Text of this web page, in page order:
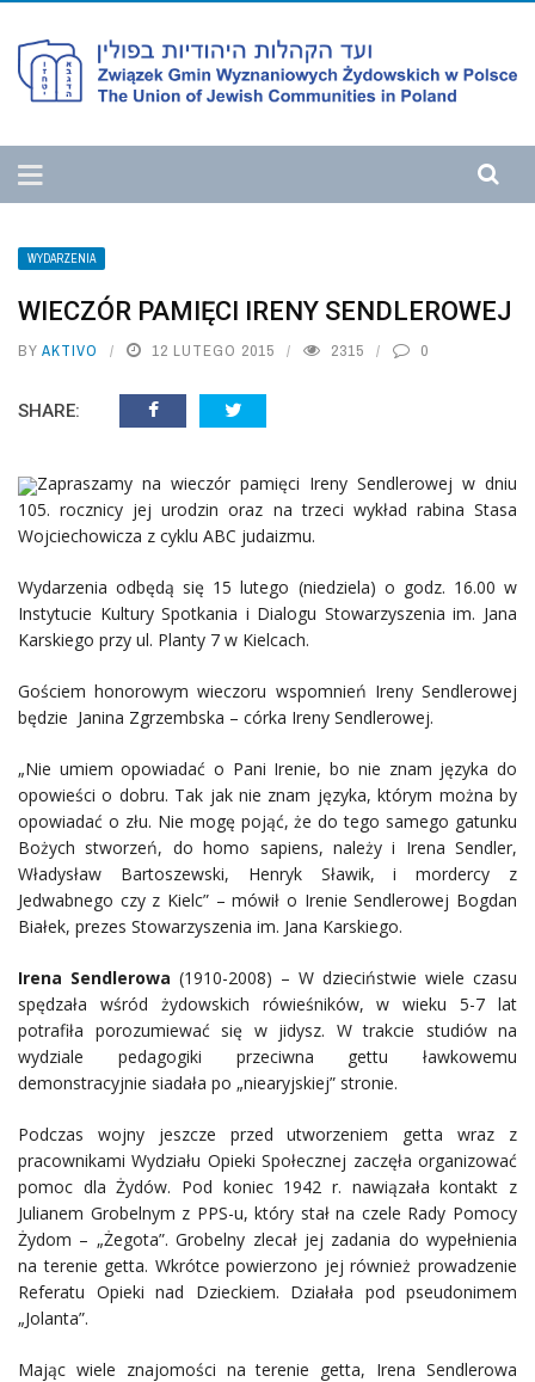
WYDARZENIA
WIECZÓR PAMIĘCI IRENY SENDLEROWEJ
BY AKTIVO 12 LUTEGO 2015 2315 0
SHARE:
Zapraszamy na wieczór pamięci Ireny Sendlerowej w dniu
105. rocznicy jej urodzin oraz na trzeci wykład rabina Stasa
Wojciechowicza z cyklu ABC judaizmu.
Wydarzenia odbędą się 15 lutego (niedziela) o godz. 16.00 w
Instytucie Kultury Spotkania i Dialogu Stowarzyszenia im. Jana
Karskiego przy ul. Planty 7 w Kielcach.
Gościem honorowym wieczoru wspomnień Ireny Sendlerowej
będzie Janina Zgrzembska – córka Ireny Sendlerowej.
„Nie umiem opowiadać o Pani Irenie, bo nie znam języka do
opowieści o dobru. Tak jak nie znam języka, którym można by
opowiadać o złu. Nie mogę pojąć, że do tego samego gatunku
Bożych stworzeń, do homo sapiens, należy i Irena Sendler,
Władysław Bartoszewski, Henryk Sławik, i mordercy z
Jedwabnego czy z Kielc” – mówił o Irenie Sendlerowej Bogdan
Białek, prezes Stowarzyszenia im. Jana Karskiego.
Irena Sendlerowa (1910-2008) – W dzieciństwie wiele czasu
spędzała wśród żydowskich rówieśników, w wieku 5-7 lat
potrafiła porozumiewać się w jidysz. W trakcie studiów na
wydziale pedagogiki przeciwna gettu ławkowemu
demonstracyjnie siadała po „niearyjskiej” stronie.
Podczas wojny jeszcze przed utworzeniem getta wraz z
pracownikami Wydziału Opieki Społecznej zaczęła organizować
pomoc dla Żydów. Pod koniec 1942 r. nawiązała kontakt z
Julianem Grobelnym z PPS-u, który stał na czele Rady Pomocy
Żydom – „Żegota”. Grobelny zlecał jej zadania do wypełnienia
na terenie getta. Wkrótce powierzono jej również prowadzenie
Referatu Opieki nad Dzieckiem. Działała pod pseudonimem
„Jolanta”.
Mając wiele znajomości na terenie getta, Irena Sendlerowa